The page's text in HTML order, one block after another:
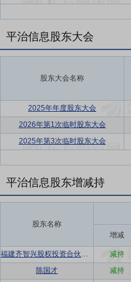
平治信息股东大会
股东大会名称
2025年年度股东大会
2026年第1次临时股东大会
2025年第3次临时股东大会
平治信息股东增减持
股东名称
增减
福建齐智兴股权投资合伙企业(有限合伙)
减持
陈国才
减持